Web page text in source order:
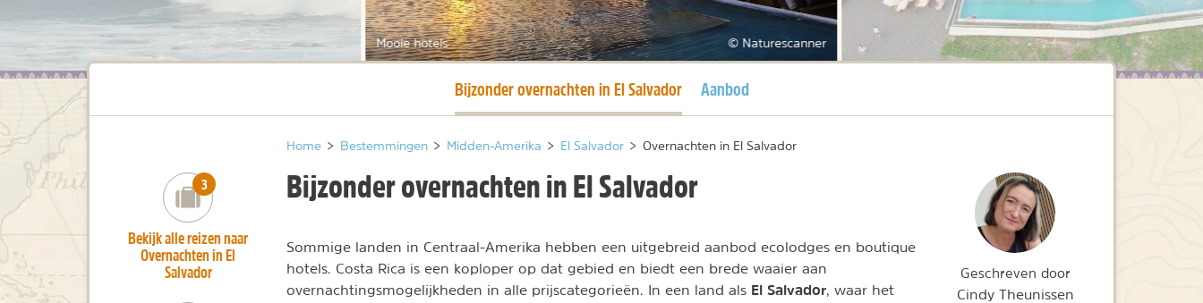
Mooie hotels © Naturescanner
Huidige pagina
Bijzonder overnachten in El Salvador Aanbod
Home > Bestemmingen > Midden-Amerika > El Salvador > Overnachten in El Salvador
Bijzonder overnachten in El Salvador
Sommige landen in Centraal-Amerika hebben een uitgebreid aanbod ecolodges en boutique
hotels. Costa Rica is een koploper op dat gebied en biedt een brede waaier aan
overnachtingsmogelijkheden in alle prijscategorieën. In een land als El Salvador, waar het
number_of_trips:
3
Bekijk alle reizen naar
Overnachten in El
Salvador
Geschreven door
Cindy Theunissen